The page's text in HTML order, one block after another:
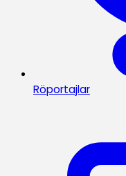
Röportajlar